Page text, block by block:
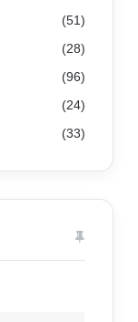
(51)
(28)
(96)
(24)
(33)